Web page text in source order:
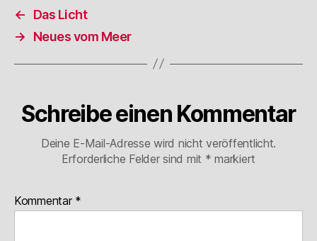
←
Das Licht
→
Neues vom Meer
Schreibe einen Kommentar
Deine E-Mail-Adresse wird nicht veröffentlicht.
Erforderliche Felder sind mit * markiert
Kommentar *